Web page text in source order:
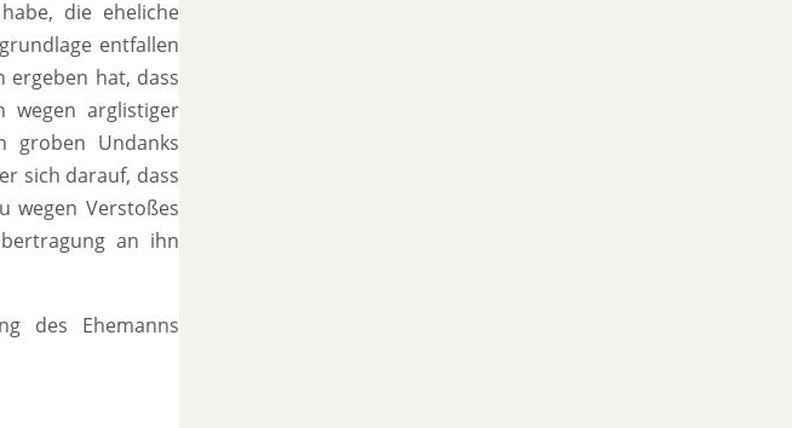
die eheliche
entfallen
ergeben hat, dass
arglistiger
groben Undanks
sich darauf, dass
wegen Verstoßes
an ihn
des Ehemanns